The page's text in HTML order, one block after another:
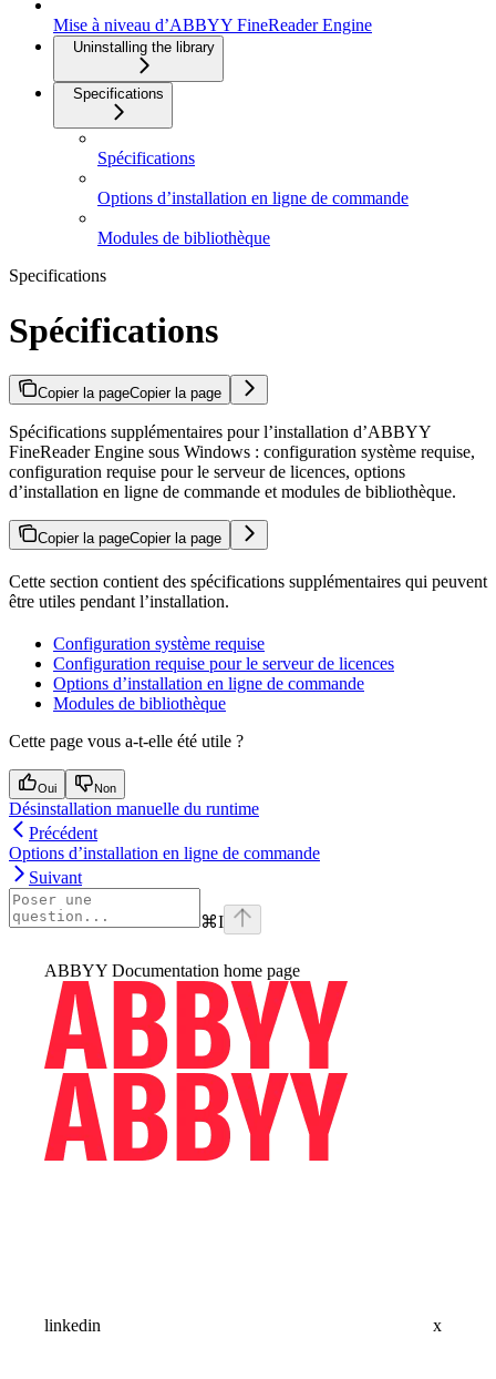
Mise à niveau d’ABBYY FineReader Engine
Uninstalling the library
Specifications
Spécifications
Options d’installation en ligne de commande
Modules de bibliothèque
Specifications
Spécifications
Copier la pageCopier la page
Spécifications supplémentaires pour l’installation d’ABBYY
FineReader Engine sous Windows : configuration système requise,
configuration requise pour le serveur de licences, options
d’installation en ligne de commande et modules de bibliothèque.
Copier la pageCopier la page
Cette section contient des spécifications supplémentaires qui peuvent
être utiles pendant l’installation.
Configuration système requise
Configuration requise pour le serveur de licences
Options d’installation en ligne de commande
Modules de bibliothèque
Cette page vous a-t-elle été utile ?
Oui Non
Désinstallation manuelle du runtime
Précédent
Options d’installation en ligne de commande
Suivant
⌘I
ABBYY Documentation home page
linkedin x